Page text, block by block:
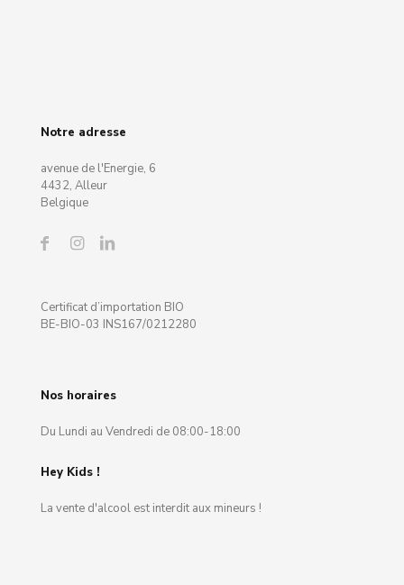
Notre adresse
avenue de l'Energie, 6
4432, Alleur
Belgique
Certificat d’importation BIO
BE-BIO-03 INS167/0212280
Nos horaires
Du Lundi au Vendredi de 08:00-18:00
Hey Kids !
La vente d'alcool est interdit aux mineurs !